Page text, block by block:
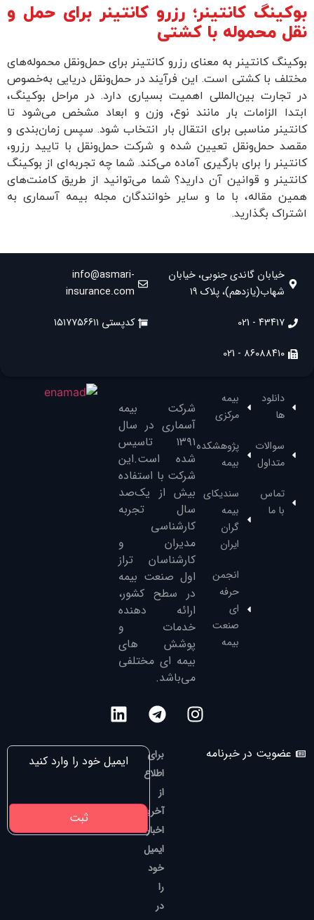
بوکینگ کانتینر؛ رزرو کانتینر برای حمل و
نقل محموله‌ با کشتی
بوکینگ کانتینر به معنای رزرو کانتینر برای حمل‌ونقل محموله‌های
مختلف با کشتی است. این فرآیند در حمل‌ونقل دریایی به‌خصوص
در تجارت بین‌المللی اهمیت بسیاری دارد. در مراحل بوکینگ،
ابتدا الزامات بار مانند نوع، وزن و ابعاد مشخص می‌شود تا
کانتینر مناسبی برای انتقال بار انتخاب شود. سپس زمان‌بندی و
مقصد حمل‌ونقل تعیین شده و شرکت حمل‌ونقل با تایید رزرو،
کانتینر را برای بارگیری آماده می‌کند. شما چه تجربه‌ای از بوکینگ
کانتینر و قوانین آن دارید؟ شما می‌توانید از طریق کامنت‌های
همین مقاله، با ما و سایر خوانندگان مجله بیمه آسماری به
اشتراک بگذارید.
خیابان گاندی جنوبی، خیابان
شهاب(یازدهم)، پلاک ۱۹
۴۳۴۱۷ - 021
۸۶۰۸۸۴۱۰ - 021
info@asmari-
insurance.com
کدپستی ۱۵۱۷۷۵۶۶۱۱
دانلود
ها
سوالات
متداول
تماس
با ما
بیمه
مرکزی
پژوهشکده
بیمه
سندیکای
بیمه
گران
ایران
انجمن
حرفه
ای
صنعت
بیمه
شرکت بیمه
آسماری در سال
۱۳۹۱‌ تاسیس
شده است.این
شرکت با استفاده
بیش از یک‌صد
سال تجربه
کارشناسی
مدیران و
کارشناسان تراز
‌اول صنعت بیمه
در سطح کشور،
ارائه دهنده
خدمات و
پوشش های
بیمه ای مختلفی
می‌باشد.
عضویت در خبرنامه
برای
اطلاع
از
آخرین
اخبار،
ایمیل
خود
را
در